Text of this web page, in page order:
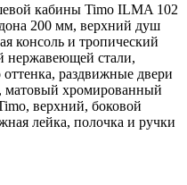
кабины Timo ILMA 102
200 мм, верхний душ
консоль и тропический
нержавеющей стали,
оттенка, раздвижные двери
хромированный
верхний, боковой
лейка, полочка и ручки